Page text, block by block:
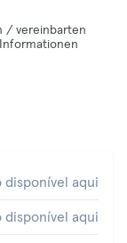
/ vereinbarten
disponível aqui
disponível aqui